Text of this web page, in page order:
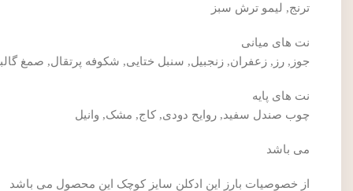
ترنج, لیمو ترش سبز
نت های میانی
جوز, رز, زعفران, زنجبیل, سنبل ختایی, شکوفه پرتقال, صمغ
نت های پایه
چوب صندل سفید, روایح دودی, کاج, مشک, وانیل
می باشد
از خصوصیات بارز این ادکلن سایز کوچک این محصول می باشد